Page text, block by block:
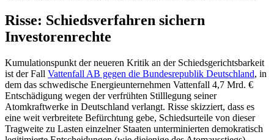
Risse: Schiedsverfahren sichern
Investorenrechte
Kumulationspunkt der neueren Kritik an der Schiedsgerichtsbarkeit
ist der Fall Vattenfall AB gegen die Bundesrepublik Deutschland, in
dem das schwedische Energieunternehmen Vattenfall 4,7 Mrd. €
Entschädigung wegen der verfrühten Stilllegung seiner
Atomkraftwerke in Deutschland verlangt. Risse skizziert, dass es
eine weit verbreitete Befürchtung gebe, Schiedsurteile von dieser
Tragweite zu Lasten einzelner Staaten unterminierten demokratisch